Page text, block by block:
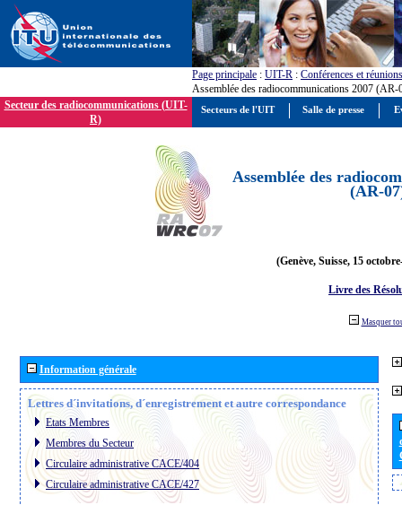
Page principale : UIT-R : Conférences et réunions
Assemblée des radiocommunications 2007 (AR-
Secteur des radiocommunications (UIT-
R)
Assemblée des
(AR-
(Genève, Suisse, 15
Livre des
Masquer
Information générale
Lettres d´invitations, d´enregistrement et autre correspondance
Etats Membres
Membres du Secteur
Circulaire administrative CACE/404
Circulaire administrative CACE/427
Secteurs de l'UIT Salle de presse